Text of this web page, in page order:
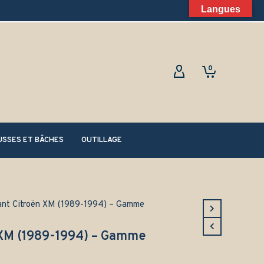
0
ET BÂCHES OUTILLAGE
Citroën XM (1989-1994) – Gamme
(1989-1994) – Gamme
Langues